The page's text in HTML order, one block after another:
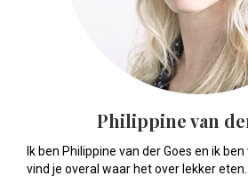
Philippine van
Ik ben Philippine van der Goes en ik
vind je overal waar het over lekker eten...